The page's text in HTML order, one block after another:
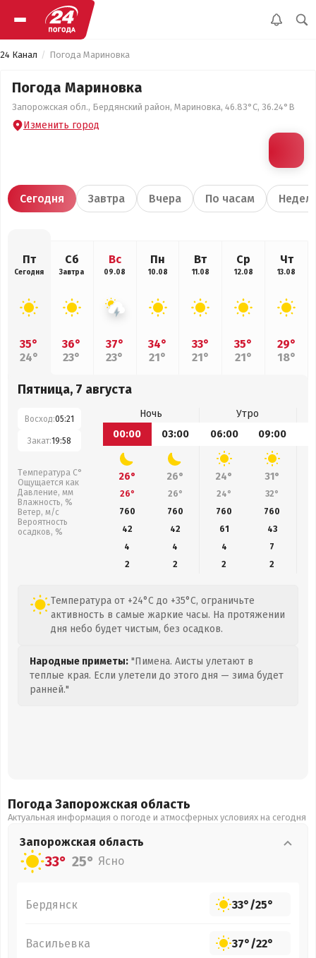
24 Канал Погода Мариновка
Погода Мариновка
Запорожская обл., Бердянский район, Мариновка, 46.83°С, 36.24°В
Изменить город
Сегодня Завтра Вчера По часам
Пт
Сегодня
35°
24°
Сб
Завтра
36°
23°
Вс
09.08
37°
23°
Пн
10.08
34°
21°
Вт
11.08
33°
21°
Ср
12.08
35°
21°
Чт
13.08
29°
18°
Пятница, 7 августа
Восход:05:21
Закат:19:58
Температура С°
Ощущается как
Давление, мм
Влажность, %
Ветер, м/с
Вероятность
осадков, %
Ночь
Утро
00:00
03:00 06:00 09:00
26° 26° 24° 31°
26° 26° 24° 32°
760
760 760 760
42
42 61 43
4
4 4
7
2
2 2 2
Температура от +24°C до +35°C, ограничьте
активность в самые жаркие часы. На протяжении
дня небо будет чистым, без осадков.
Народные приметы: "Пимена. Аисты улетают в
теплые края. Если улетели до этого дня — зима будет
ранней."
Погода Запорожская область
Актуальная информация о погоде и атмосферных условиях на сегодня
Запорожская область
33° 25° Ясно
Бердянск 33°/25°
Васильевка 37°/22°